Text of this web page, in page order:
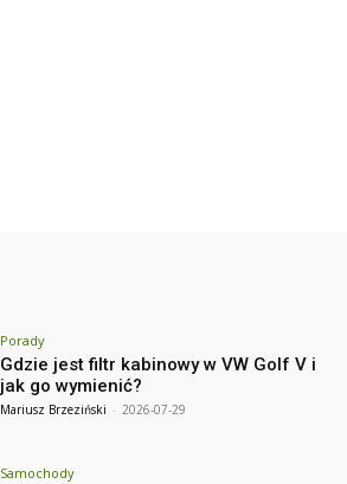
Porady
Gdzie jest filtr kabinowy w VW Golf V i
jak go wymienić?
Mariusz Brzeziński - 2026-07-29
Samochody